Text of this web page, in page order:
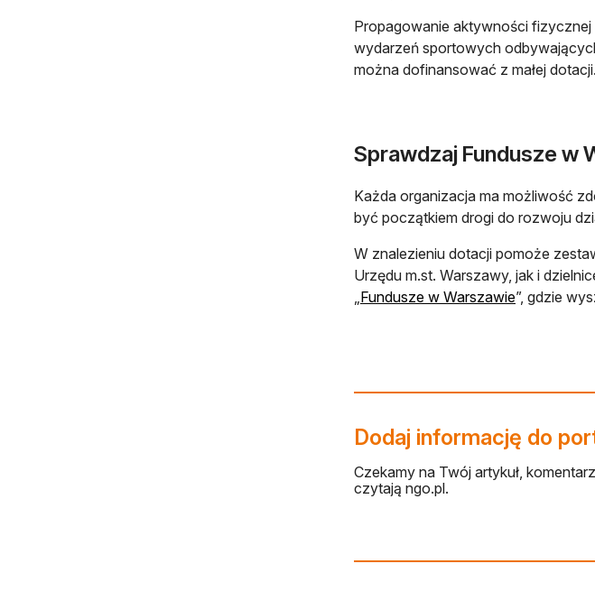
Propagowanie aktywności
wydarzeń sportowych
można dofinansować z małej dotacji.
Sprawdzaj Fundusze w
Każda organizacja ma możliwość
być początkiem drogi do rozwoju
W znalezieniu dotacji pomoże
Urzędu m.st. Warszawy, jak i
Fundusze w Warszawie”, gdzie
Dodaj informację do
Czekamy na Twój artykuł,
czytają ngo.pl.